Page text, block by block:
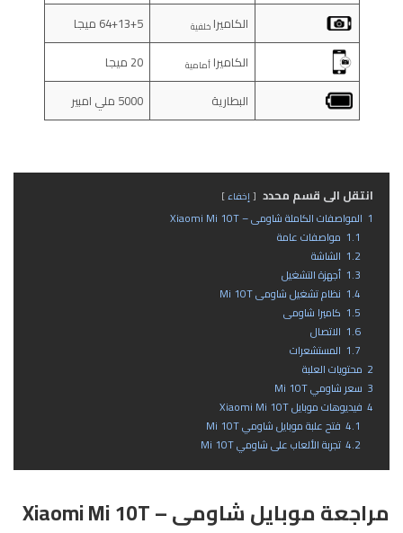
الكاميرا خلفية
64+13+5 ميجا
الكاميرا أمامية
20 ميجا
البطارية
5000 ملي امبير
انتقل الى قسم محدد إخفاء
1 المواصفات الكاملة شاومى – Xiaomi Mi 10T
1.1 مواصفات عامة
1.2 الشاشة
1.3 أجهزة التشغيل
1.4 نظام تشغيل شاومى Mi 10T
1.5 كاميرا شاومى
1.6 الاتصال
1.7 المستشعرات
2 محتويات العلبة
3 سعر شاومي Mi 10T
4 فيديوهات موبايل Xiaomi Mi 10T
4.1 فتح علبة موبايل شاومي Mi 10T
4.2 تجربة الألعاب على شاومي Mi 10T
مراجعة موبايل شاومى – Xiaomi Mi 10T